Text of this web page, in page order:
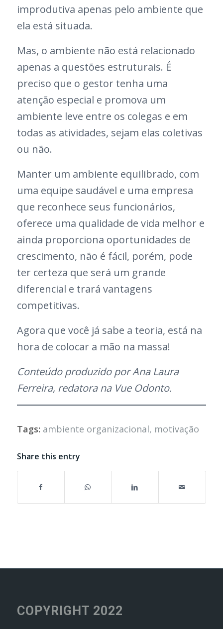
improdutiva apenas pelo ambiente que
ela está situada.
Mas, o ambiente não está relacionado
apenas a questões estruturais. É
preciso que o gestor tenha uma
atenção especial e promova um
ambiente leve entre os colegas e em
todas as atividades, sejam elas coletivas
ou não.
Manter um ambiente equilibrado, com
uma equipe saudável e uma empresa
que reconhece seus funcionários,
oferece uma qualidade de vida melhor e
ainda proporciona oportunidades de
crescimento, não é fácil, porém, pode
ter certeza que será um grande
diferencial e trará vantagens
competitivas.
Agora que você já sabe a teoria, está na
hora de colocar a mão na massa!
Conteúdo produzido por Ana Laura
Ferreira, redatora na Vue Odonto.
Tags: ambiente organizacional, motivação
Share this entry
COPYRIGHT 2022